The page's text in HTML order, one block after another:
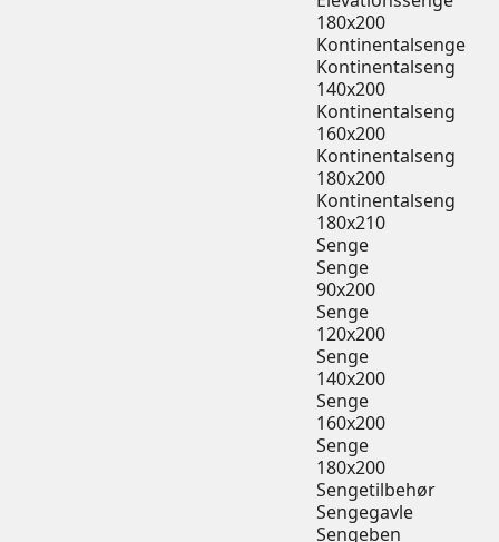
180x200
Kontinentalsenge
Kontinentalseng
140x200
Kontinentalseng
160x200
Kontinentalseng
180x200
Kontinentalseng
180x210
Senge
Senge
90x200
Senge
120x200
Senge
140x200
Senge
160x200
Senge
180x200
Sengetilbehør
Sengegavle
Sengeben